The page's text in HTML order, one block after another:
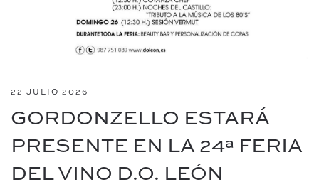
22 JULIO 2026
GORDONZELLO ESTARÁ
PRESENTE EN LA 24ª FERIA
DEL VINO D.O. LEÓN